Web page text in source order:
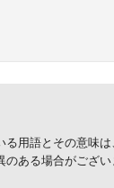
る用語とその意味
ある場合がござい